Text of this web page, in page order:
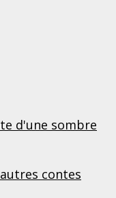
d'une sombre
contes